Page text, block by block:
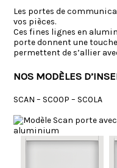
Les portes de
vos pièces.
Ces fines lignes en
porte donnent une
permettent de s’allier
NOS MODÈLES
SCAN – SCOOP – SCOLA